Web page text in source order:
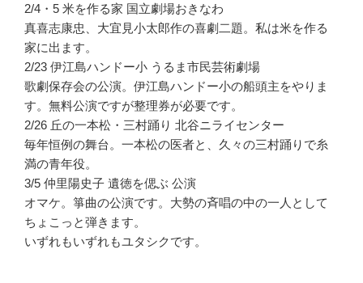
2/4・5 米を作る家 国立劇場おきなわ
真喜志康忠、大宜見小太郎作の喜劇二題。私は米を作る
家に出ます。
2/23 伊江島ハンドー小 うるま市民芸術劇場
歌劇保存会の公演。伊江島ハンドー小の船頭主をやりま
す。無料公演ですが整理券が必要です。
2/26 丘の一本松・三村踊り 北谷ニライセンター
毎年恒例の舞台。一本松の医者と、久々の三村踊りで糸
満の青年役。
3/5 仲里陽史子 遺徳を偲ぶ 公演
オマケ。箏曲の公演です。大勢の斉唱の中の一人として
ちょこっと弾きます。
いずれもいずれもユタシクです。